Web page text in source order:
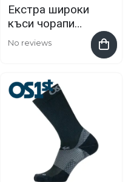
Екстра широки
къси чорапи
OS1st® WP4™
No reviews